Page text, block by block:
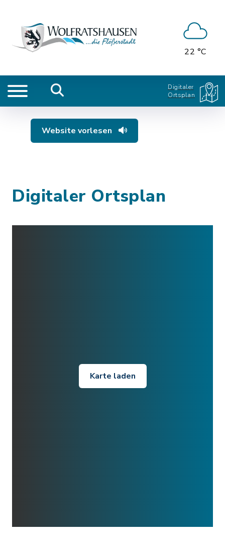
22 °C
Digitaler
Ortsplan
Website vorlesen
Digitaler Ortsplan
Karte laden